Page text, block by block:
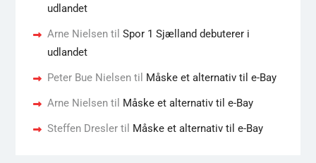
udlandet
Arne Nielsentil Spor 1 Sjælland debuterer i
udlandet
Peter Bue Nielsentil Måske et alternativ til e-Bay
Arne Nielsentil Måske et alternativ til e-Bay
Steffen Dreslertil Måske et alternativ til e-Bay